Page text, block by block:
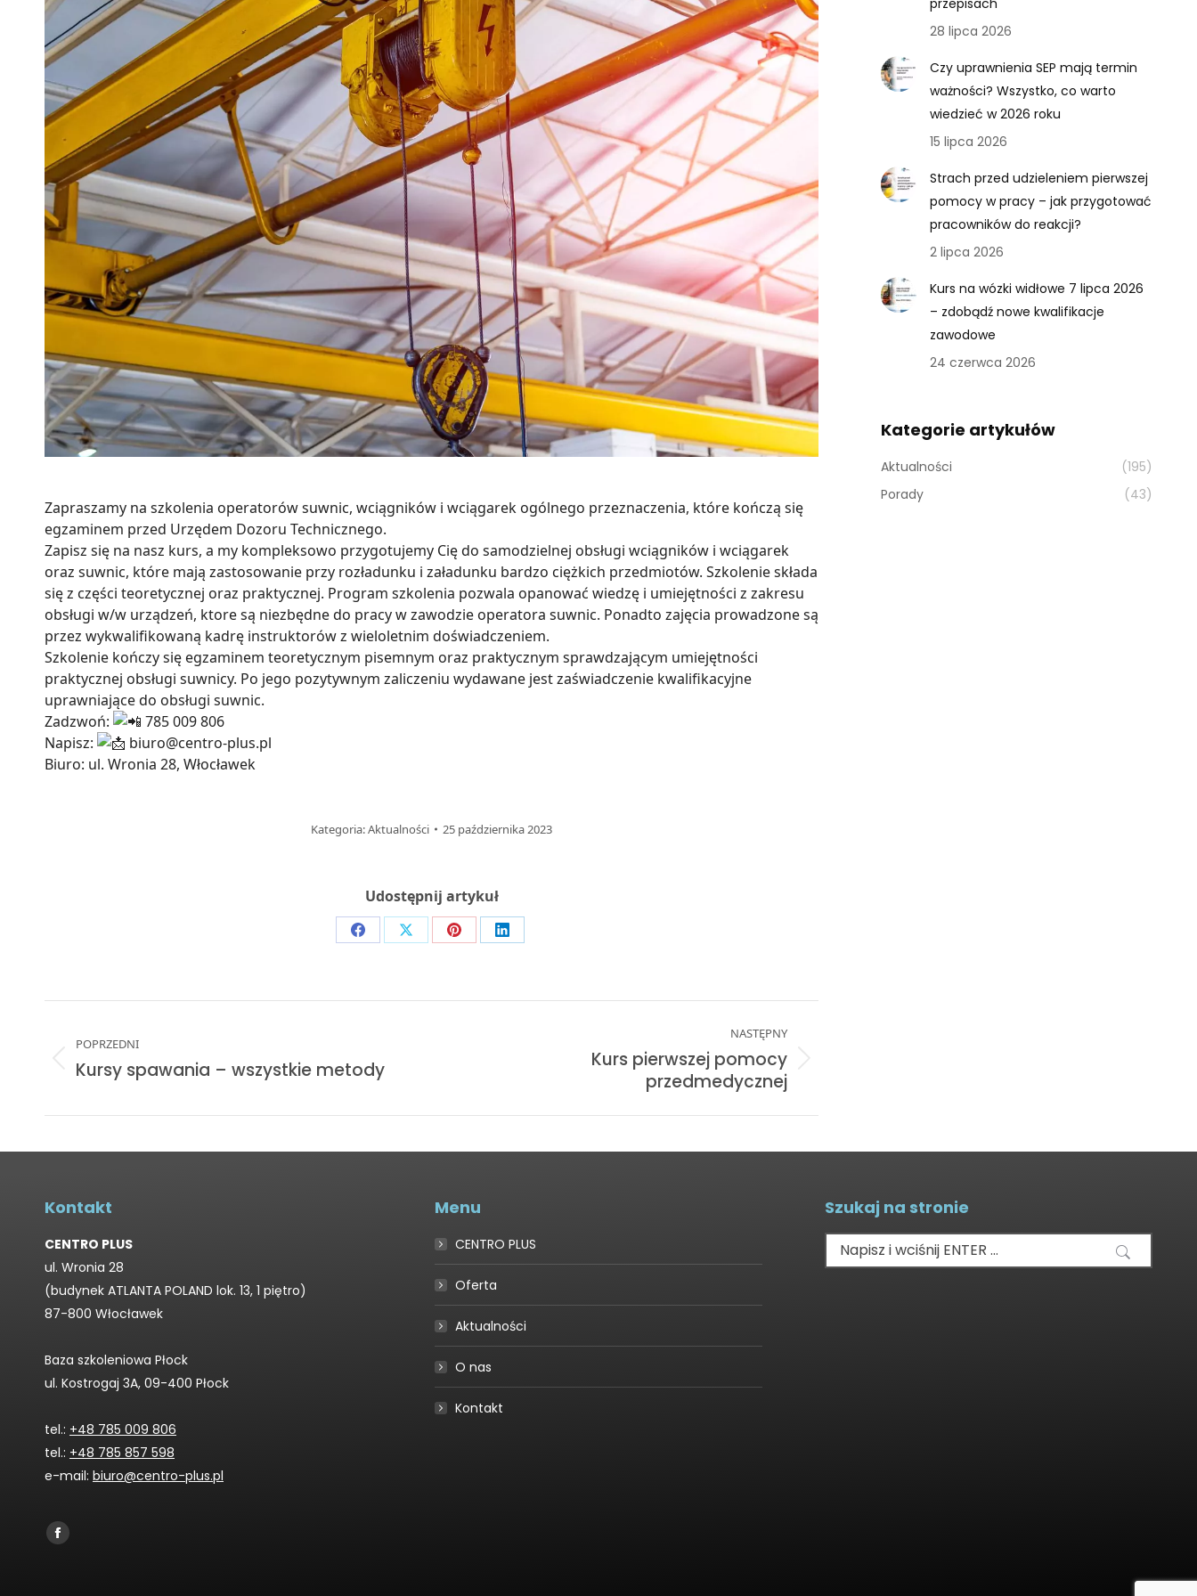
Zapraszamy na szkolenia operatorów suwnic, wciągników i wciągarek ogólnego przeznaczenia, które kończą się
egzaminem przed Urzędem Dozoru Technicznego.
Zapisz się na nasz kurs, a my kompleksowo przygotujemy Cię do samodzielnej obsługi wciągników i wciągarek
oraz suwnic, które mają zastosowanie przy rozładunku i załadunku bardzo ciężkich przedmiotów. Szkolenie składa
się z części teoretycznej oraz praktycznej. Program szkolenia pozwala opanować wiedzę i umiejętności z zakresu
obsługi w/w urządzeń, ktore są niezbędne do pracy w zawodzie operatora suwnic. Ponadto zajęcia prowadzone są
przez wykwalifikowaną kadrę instruktorów z wieloletnim doświadczeniem.
Szkolenie kończy się egzaminem teoretycznym pisemnym oraz praktycznym sprawdzającym umiejętności
praktycznej obsługi suwnicy. Po jego pozytywnym zaliczeniu wydawane jest zaświadczenie kwalifikacyjne
uprawniające do obsługi suwnic.
Zadzwoń:
785 009 806
Napisz:
biuro@centro-plus.pl
Biuro: ul. Wronia 28, Włocławek
Kategoria:Aktualności 25 października 2023
Udostępnij artykuł
Share Share Share Share
navigation
POPRZEDNI
Previous
Kursy spawania – wszystkie metody
NASTĘPNY
Kurs pierwszej pomocy
przedmedycznej
przepisach
28 lipca 2026
Czy uprawnienia SEP mają termin
ważności? Wszystko, co warto
wiedzieć w 2026 roku
15 lipca 2026
Strach przed udzieleniem pierwszej
pomocy w pracy – jak przygotować
pracowników do reakcji?
2 lipca 2026
Kurs na wózki widłowe 7 lipca 2026
– zdobądź nowe kwalifikacje
zawodowe
24 czerwca 2026
Kategorie artykułów
Aktualności
(195)
Porady
(43)
Kontakt
CENTRO PLUS
ul. Wronia 28
(budynek ATLANTA POLAND lok. 13, 1 piętro)
87-800 Włocławek
Baza szkoleniowa Płock
ul. Kostrogaj 3A, 09-400 Płock
tel.: +48 785 009 806
tel.: +48 785 857 598
e-mail: biuro@centro-plus.pl
Find us on:
Facebook
Menu
CENTRO PLUS
Oferta
Aktualności
O nas
Kontakt
Szukaj na stronie
Szukaj: